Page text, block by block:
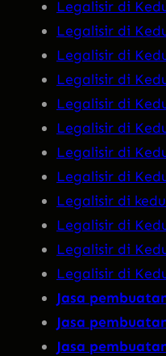
Legalisir di
Legalisir di
Legalisir di
Legalisir di
Legalisir di
Legalisir di
Legalisir di
Legalisir di
Legalisir di
Legalisir di
Legalisir di
Legalisir di
Jasa
Jasa
Jasa